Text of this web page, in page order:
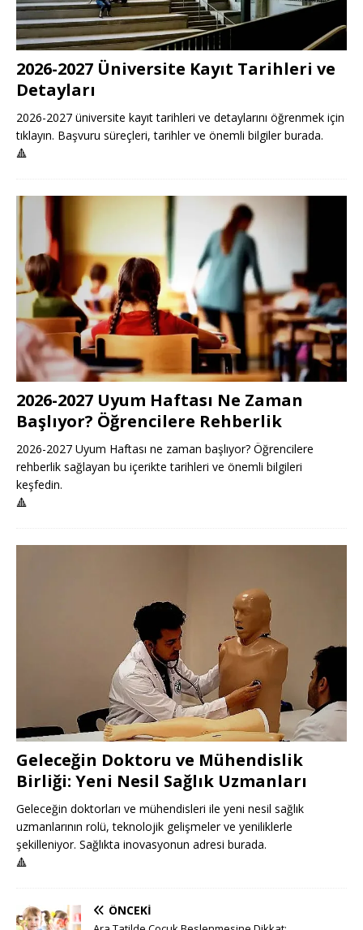
2026-2027 Üniversite Kayıt Tarihleri ve
Detayları
2026-2027 üniversite kayıt tarihleri ve detaylarını öğrenmek için
tıklayın. Başvuru süreçleri, tarihler ve önemli bilgiler burada.
🔺
2026-2027 Uyum Haftası Ne Zaman
Başlıyor? Öğrencilere Rehberlik
2026-2027 Uyum Haftası ne zaman başlıyor? Öğrencilere
rehberlik sağlayan bu içerikte tarihleri ve önemli bilgileri
keşfedin.
🔺
Geleceğin Doktoru ve Mühendislik
Birliği: Yeni Nesil Sağlık Uzmanları
Geleceğin doktorları ve mühendisleri ile yeni nesil sağlık
uzmanlarının rolü, teknolojik gelişmeler ve yeniliklerle
şekilleniyor. Sağlıkta inovasyonun adresi burada.
🔺
ÖNCEKI